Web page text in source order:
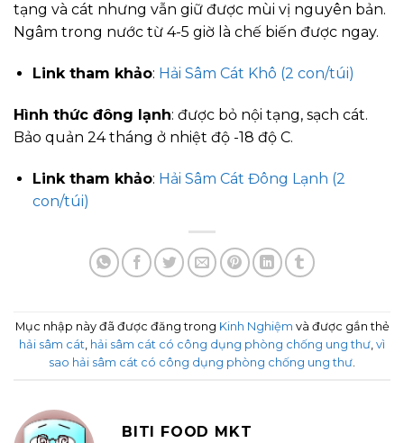
tạng và cát nhưng vẫn giữ được mùi vị nguyên bản.
Ngâm trong nước từ 4-5 giờ là chế biến được ngay.
Link tham khảo: Hải Sâm Cát Khô (2 con/túi)
Hình thức đông lạnh: được bỏ nội tạng, sạch cát.
Bảo quản 24 tháng ở nhiệt độ -18 độ C.
Link tham khảo: Hải Sâm Cát Đông Lạnh (2
con/túi)
Mục nhập này đã được đăng trong Kinh Nghiệm và được gắn thẻ
hải sâm cát hải sâm cát có công dụng phòng chống ung thư vì
sao hải sâm cát có công dụng phòng chống ung thư
BITI FOOD MKT